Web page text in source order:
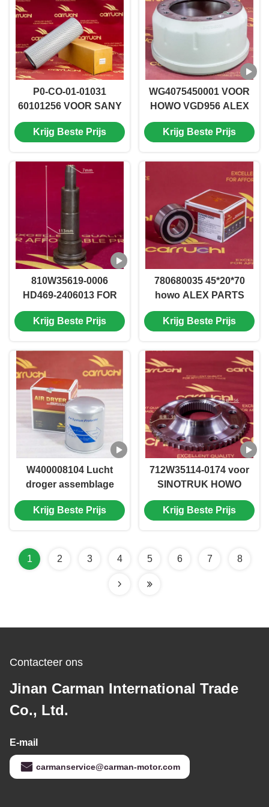
vergrendelingsnoot
P0-CO-01-01031
60101256 VOOR SANY
PARTS retour-oliefilter
Krijg Beste Prijs
WG4075450001 VOOR
HOWO VGD956 ALEX
PARTS Remtrommel
Krijg Beste Prijs
810W35619-0006
HD469-2406013 FOR
howo SITRAK T5G C7H
MCY13 MCP16
ALEX PARTS as
Krijg Beste Prijs
780680035 45*20*70
howo ALEX PARTS
Stabilisatorstangbus
Krijg Beste Prijs
W400008104 Lucht
droger assemblage
DZ96189361078
3511010-73A Lucht
SITRAK C7H T5G
ONDERDELEN
Krijg Beste Prijs
712W35114-0174 voor
SINOTRUK HOWO
sitrak MCX16
Reserveonderdelen
Krijg Beste Prijs
1 2 3 4 5 6 7 8
Contacteer ons
Jinan Carman International Trade
Co., Ltd.
E-mail
carmanservice@carman-motor.com